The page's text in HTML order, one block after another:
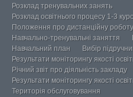
Розклад тренувальних занять
Розклад освітнього процесу 1-3
Положення про дистанційну роботу
Навчально-тренувальні заняття
Навчальний план
Вибір
Результати моніторингу якості
Річний звіт про діяльність закладу
Результати моніторингу якості
Територія обслуговування